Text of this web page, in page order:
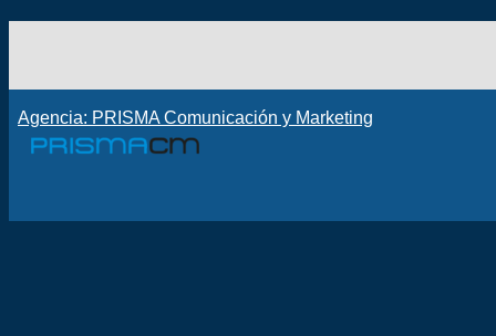
Agencia: PRISMA Comunicación y Marketing